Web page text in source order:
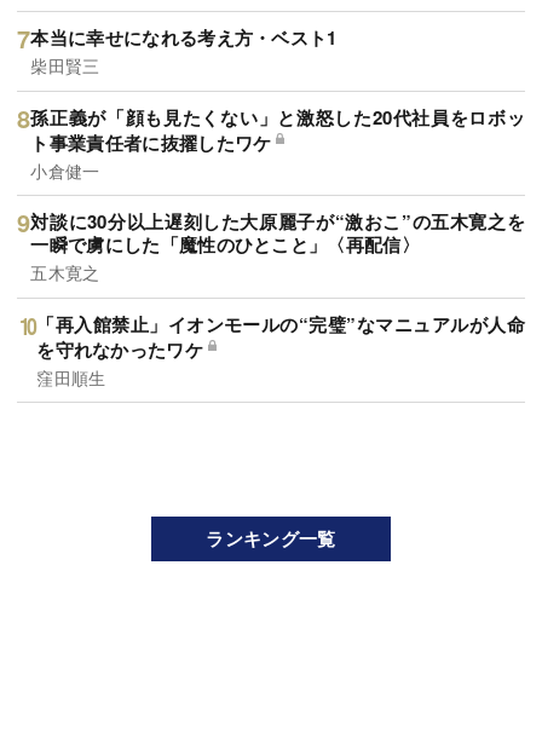
本当に幸せになれる考え方・ベスト1
柴田賢三
孫正義が「顔も見たくない」と激怒した20代社員をロボッ
ト事業責任者に抜擢したワケ
小倉健一
対談に30分以上遅刻した大原麗子が“激おこ”の五木寛之を
一瞬で虜にした「魔性のひとこと」〈再配信〉
五木寛之
「再入館禁止」イオンモールの“完璧”なマニュアルが人命
を守れなかったワケ
窪田順生
ランキング一覧